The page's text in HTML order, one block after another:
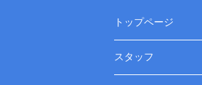
トップページ
スタッフ